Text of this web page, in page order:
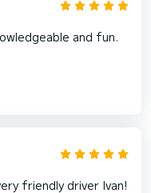
and fun.
friendly driver Ivan!